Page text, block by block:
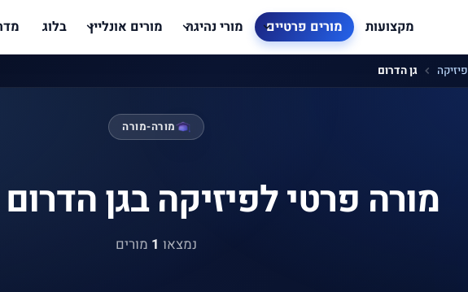
מקצועות מורים פרטיים מורי נהיגה מורים אונליין בלוג
פיזיקה גן הדרום
מורה-מורה
מורה פרטי לפיזיקה בגן
נמצאו 1 מורים